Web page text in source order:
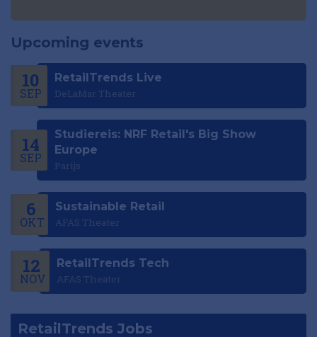
Upcoming events
10
SEP
RetailTrends Live
DeLaMar Theater
14
SEP
Studiereis: NRF Retail's Big Show
Europe
Parijs
6
OKT
Sustainable Retail
AFAS Theater
12
NOV
RetailTrends Tech
AFAS Theater
RetailTrends Jobs